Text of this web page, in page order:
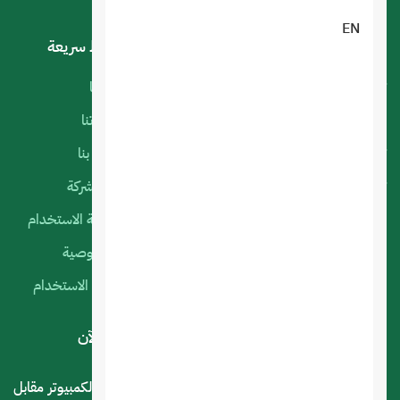
EN
روابط سريعة
أعمالنا
منتجاتنا
اتصل بنا
عن الشركة
سياسة الاستخدام
الخصوصية
شروط الاستخدام
لديك استفسار أو اقتراح؟ .. اتصل بنا الآن
المملكة العربية السعودية - الرياض - حي العليا سوق الكمبيوتر مقابل